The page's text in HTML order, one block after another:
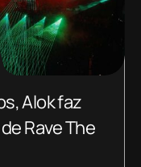
Alok faz
Rave The